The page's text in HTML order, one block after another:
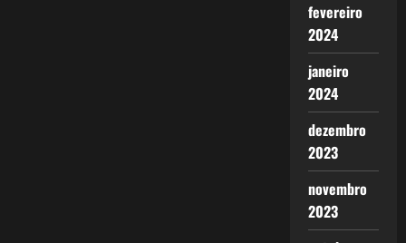
fevereiro
2024
janeiro
2024
dezembro
2023
novembro
2023